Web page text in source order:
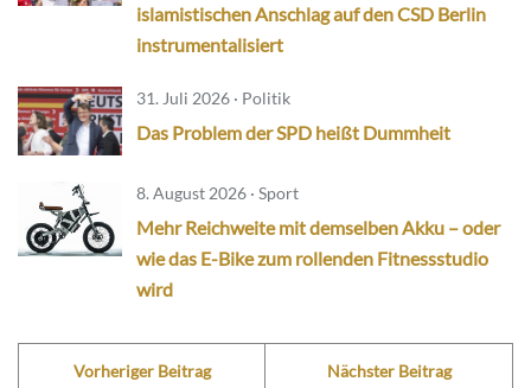
islamistischen Anschlag auf den CSD Berlin
instrumentalisiert
31. Juli 2026 · Politik
Das Problem der SPD heißt Dummheit
8. August 2026 · Sport
Mehr Reichweite mit demselben Akku – oder
wie das E-Bike zum rollenden Fitnessstudio
wird
Vorheriger Beitrag Nächster Beitrag